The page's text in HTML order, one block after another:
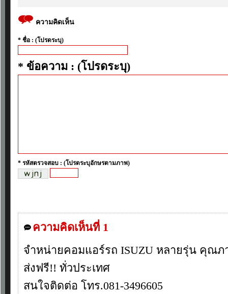
ความคิดเห็น
* ชื่อ : (โปรดระบุ)
* ข้อความ : (โปรดระบุ)
* รหัสตรวจสอบ : (โปรดระบุอักษรตามภาพ)
ความคิดเห็นที่ 1
จำหน่ายคอมแอร์รถ ISUZU หลายรุ่น คุณ
ส่งฟรี!! ทั่วประเทศ
สนใจติดต่อ โทร.081-3496605